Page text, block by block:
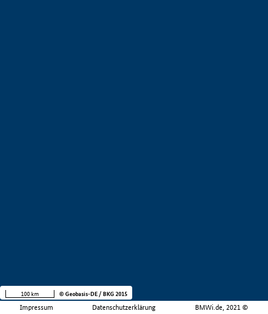
Impressum Datenschutzerklärung BMWi.de, 2021 ©
100 km © Geobasis-DE / BKG 2015